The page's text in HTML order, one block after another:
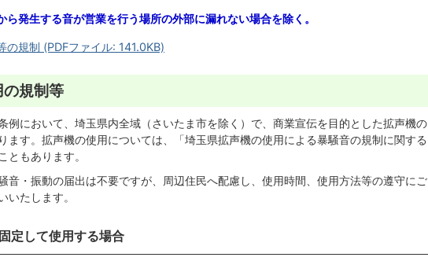
発生する音が営業を行う場所の外部に漏れない場合を除く。
の規制 (PDFファイル: 141.0KB)
規制等
例において、埼玉県内全域（さいたま市を除く）で、商業宣伝を目的とした拡声機の
ます。拡声機の使用については、「埼玉県拡声機の使用による暴騒音の規制に関する
ともあります。
音・振動の届出は不要ですが、周辺住民へ配慮し、使用時間、使用方法等の遵守にご
いたします。
定して使用する場合